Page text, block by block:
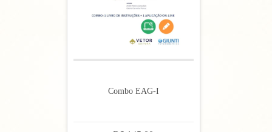
Combo EAG-I